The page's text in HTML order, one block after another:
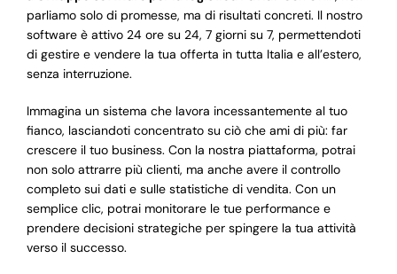
parliamo solo di promesse, ma di risultati concreti. Il nostro
software è attivo 24 ore su 24, 7 giorni su 7, permettendoti
di gestire e vendere la tua offerta in tutta Italia e all’estero,
senza interruzione.
Immagina un sistema che lavora incessantemente al tuo
fianco, lasciandoti concentrato su ciò che ami di più: far
crescere il tuo business. Con la nostra piattaforma, potrai
non solo attrarre più clienti, ma anche avere il controllo
completo sui dati e sulle statistiche di vendita. Con un
semplice clic, potrai monitorare le tue performance e
prendere decisioni strategiche per spingere la tua attività
verso il successo.